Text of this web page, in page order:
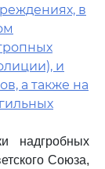
в
и
а также на
надгробных
Союза,